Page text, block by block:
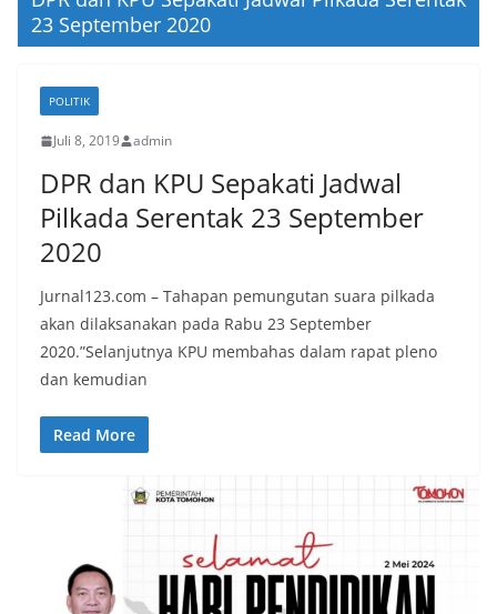
23 September 2020
POLITIK
Juli 8, 2019 admin
DPR dan KPU Sepakati Jadwal
Pilkada Serentak 23 September
2020
Jurnal123.com – Tahapan pemungutan suara pilkada
akan dilaksanakan pada Rabu 23 September
2020.”Selanjutnya KPU membahas dalam rapat pleno
dan kemudian
Read More